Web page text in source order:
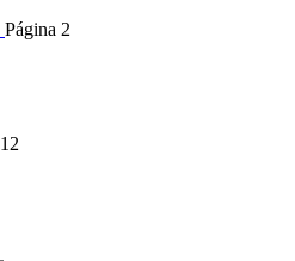
Página 2
12